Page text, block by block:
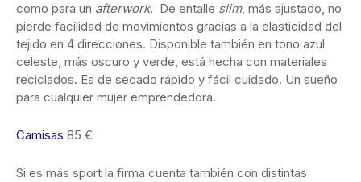
como para un afterwork. De entalle slim, más ajustado, no
pierde facilidad de movimientos gracias a la elasticidad del
tejido en 4 direcciones. Disponible también en tono azul
celeste, más oscuro y verde, está hecha con materiales
reciclados. Es de secado rápido y fácil cuidado. Un sueño
para cualquier mujer emprendedora.
Camisas 85 €
Si es más sport la firma cuenta también con distintas